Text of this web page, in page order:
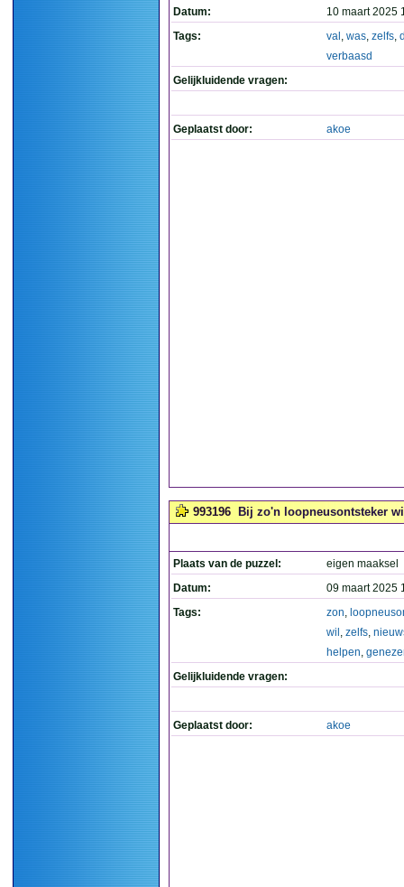
Datum:
10 maart 2025
Tags:
val , was, zelfs,
verbaasd
Gelijkluidende vragen:
Geplaatst door: akoe
993196 Bij zo'n loopneusontsteker
Plaats van de puzzel:
eigen maaksel
Datum:
09 maart 2025
Tags:
zon,
wil , zelfs,
helpen,
Gelijkluidende vragen:
Geplaatst door: akoe